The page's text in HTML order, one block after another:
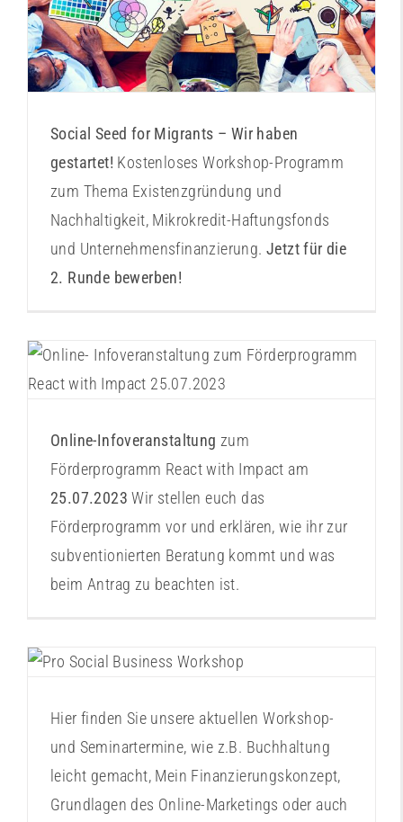
Workshopthemen
Social Seed for Migrants – Wir haben
gestartet! Kostenloses Workshop-Programm
zum Thema Existenzgründung und
Nachhaltigkeit, Mikrokredit-Haftungsfonds
und Unternehmensfinanzierung. Jetzt für die
2. Runde bewerben!
Infoveranstaltung 25.07.2023
Aktuelles Veranstaltungshinweise
Online-Infoveranstaltung zum
Förderprogramm React with Impact am
25.07.2023Wir stellen euch das
Förderprogramm vor und erklären, wie ihr zur
subventionierten Beratung kommt und was
beim Antrag zu beachten ist.
Online-Kurse aktuell
Hier finden Sie unsere aktuellen Workshop-
und Seminartermine, wie z.B. Buchhaltung
leicht gemacht, Mein Finanzierungskonzept,
Grundlagen des Online-Marketings oder auch